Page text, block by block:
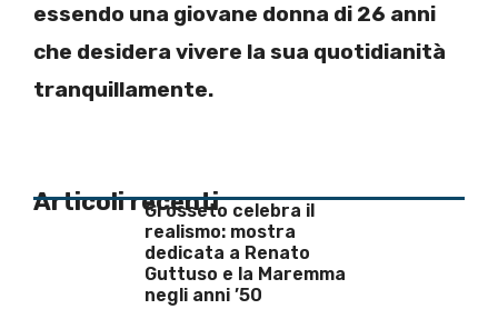
essendo una giovane donna di 26 anni
che desidera vivere la sua quotidianità
tranquillamente.
Articoli recentiGrosseto celebra il
realismo: mostra
dedicata a Renato
Guttuso e la Maremma
negli anni ’50